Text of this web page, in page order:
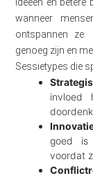
ideeën en betere
wanneer
ontspannen
genoeg zijn en
Sessietypes die
invloed
goed is
voordat